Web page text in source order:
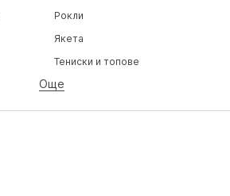
Рокли
Якета
Тениски и топове
Бельо
Блузи и туники
Още